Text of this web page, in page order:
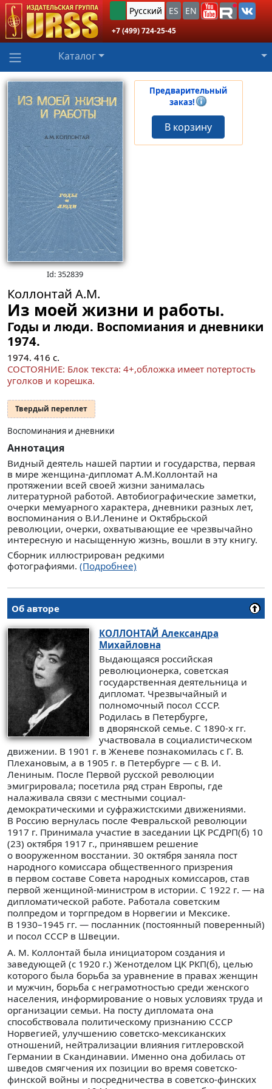
Русский ES EN
+7 (499) 724-25-45
Каталог
Id: 352839
Предварительный
заказ!
В корзину
Коллонтай А.М.
Из моей жизни и работы.
Годы и люди. Воспомиания и дневники
1974.
1974. 416 с.
СОСТОЯНИЕ: Блок текста: 4+,обложка имеет потертость
уголков и корешка.
Твердый переплет
Воспоминания и дневники
Аннотация
Видный деятель нашей партии и государства, первая
в мире женщина-дипломат А.М.Коллонтай на
протяжении всей своей жизни занималась
литературной работой. Автобиографические заметки,
очерки мемуарного характера, дневники разных лет,
воспоминания о В.И.Ленине и Октябрьской
революции, очерки, охватывающие ее чрезвычайно
интересную и насыщенную жизнь, вошли в эту книгу.
Сборник иллюстрирован редкими
фотографиями. (Подробнее)
Об авторе
КОЛЛОНТАЙ Александра
Михайловна
Выдающаяся российская
революционерка, советская
государственная деятельница и
дипломат. Чрезвычайный и
полномочный посол СССР.
Родилась в Петербурге,
в дворянской семье. С 1890-х гг.
участвовала в социалистическом
движении. В 1901 г. в Женеве познакомилась с Г. В.
Плехановым, а в 1905 г. в Петербурге — с В. И.
Лениным. После Первой русской революции
эмигрировала; посетила ряд стран Европы, где
налаживала связи с местными социал-
демократическими и суфражистскими движениями.
В Россию вернулась после Февральской революции
1917 г. Принимала участие в заседании ЦК РСДРП(б) 10
(23) октября 1917 г., принявшем решение
о вооруженном восстании. 30 октября заняла пост
народного комиссара общественного призрения
в первом составе Совета народных комиссаров, став
первой женщиной-министром в истории. С 1922 г. — на
дипломатической работе. Работала советским
полпредом и торгпредом в Норвегии и Мексике.
В 1930–1945 гг. — посланник (постоянный поверенный)
и посол СССР в Швеции.
А. М. Коллонтай была инициатором создания и
заведующей (с 1920 г.) Женотделом ЦК РКП(б), целью
которого была борьба за уравнение в правах женщин
и мужчин, борьба с неграмотностью среди женского
населения, информирование о новых условиях труда и
организации семьи. На посту дипломата она
способствовала политическому признанию СССР
Норвегией, улучшению советско-мексиканских
отношений, нейтрализации влияния гитлеровской
Германии в Скандинавии. Именно она добилась от
шведов смягчения их позиции во время советско-
финской войны и посредничества в советско-финских